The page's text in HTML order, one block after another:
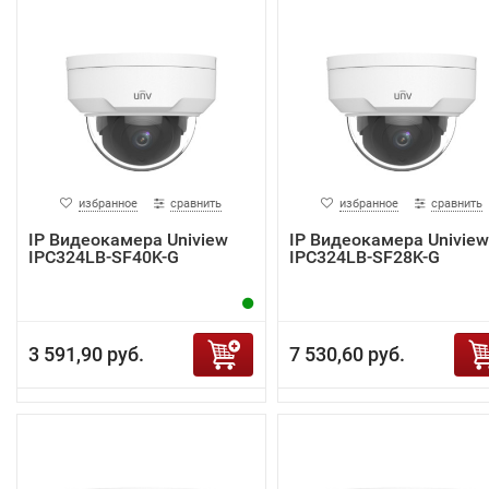
избранное сравнить
IP Видеокамера Uniview
IPC324LB-SF40K-G
3 591,90 руб.
избранное сравнить
IP Видеокамера Uniview
IPC324LB-SF28K-G
7 530,60 руб.